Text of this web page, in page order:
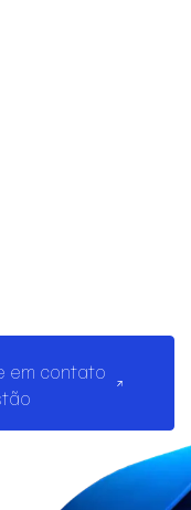
em contato